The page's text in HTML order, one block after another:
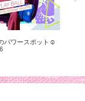
パワースポット☺︎